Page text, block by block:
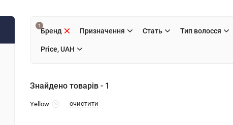
Бренд
1
Призначення Стать Тип волосся
Price, UAH
Знайдено товарів - 1
Yellow очистити